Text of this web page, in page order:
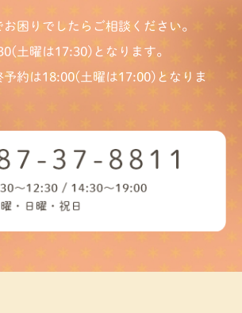
困りでしたらご相談ください。
土曜は17:30)となります。
約は18:00(土曜は17:00)となりま